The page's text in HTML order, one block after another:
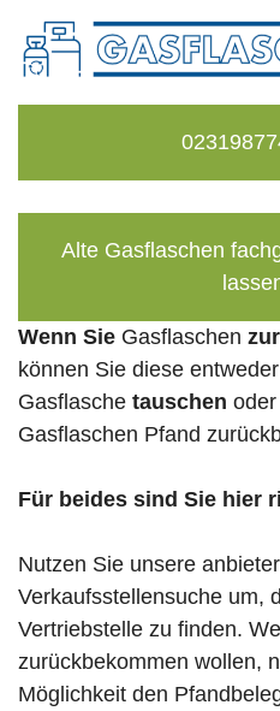
Alte Gasflaschen
Wenn Sie Gasflaschen
können Sie diese
Gasflasche tauschen
Gasflaschen Pfand
Für beides sind Sie hier
Nutzen Sie unsere
Verkaufsstellensuche um,
Vertriebstelle zu finden.
zurückbekommen wollen,
Möglichkeit den